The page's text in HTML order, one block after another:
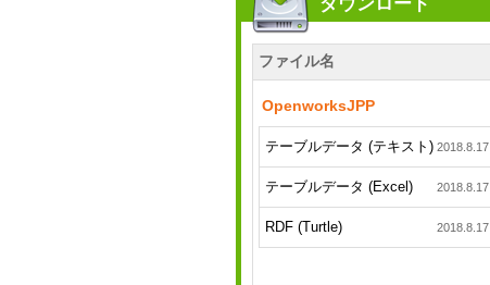
ファイル名
OpenworksJPP
テーブルデータ (テキスト) 2018.8.17
テーブルデータ (Excel) 2018.8.17
RDF (Turtle) 2018.8.17